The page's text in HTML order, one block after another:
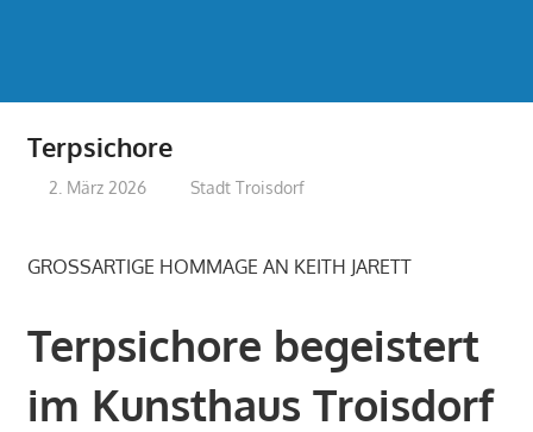
Terpsichore
2. März 2026 treffpunkt
Stadt Troisdorf
GROSSARTIGE HOMMAGE AN KEITH JARETT
Terpsichore begeistert
im Kunsthaus Troisdorf